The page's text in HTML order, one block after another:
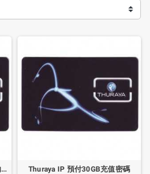
Thuraya IP 預付30GB SIM卡（內含30GB） Thuraya IP 預付30GB充值密碼